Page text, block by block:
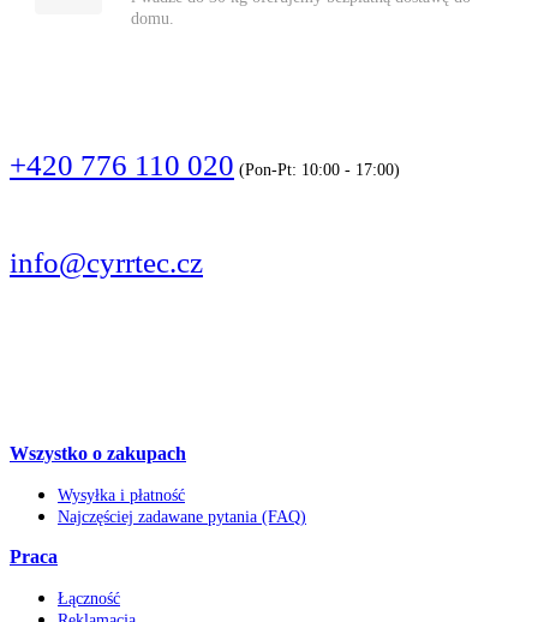
domu.
+420 776 110 020 (Pon-Pt: 10:00 - 17:00)
info@cyrrtec.cz
Wszystko o zakupach
Wysyłka i płatność
Najczęściej zadawane pytania (FAQ)
Praca
Łączność